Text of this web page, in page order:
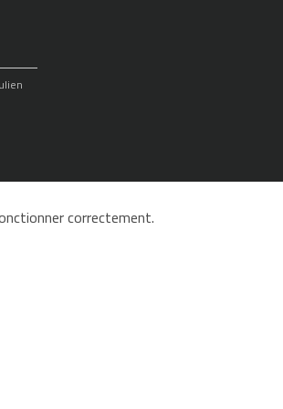
correctement.